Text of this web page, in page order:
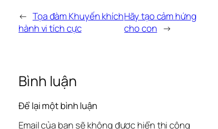
← Tọa đàm Khuyến khích
hành vi tích cực
Hãy tạo cảm hứng
cho con →
Bình luận
Để lại một bình luận
Email của bạn sẽ không được hiển thị công